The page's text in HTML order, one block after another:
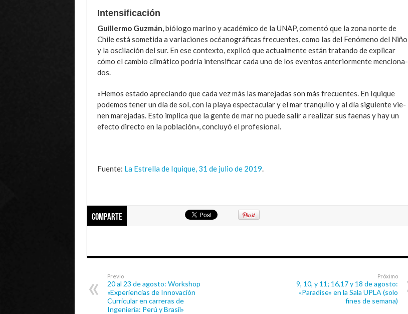
Intensificación
Guillermo Guzmán , biólo­go marino y académico de la UNAP, comentó que la zo­na norte de
Chile está some­tida a variaciones océanográficas frecuentes, como las del Fenómeno del Niño
y la oscilación del sur. En ese contexto, explicó que ac­tualmente están tratando de explicar
cómo el cambio climático podría intensifi­car cada uno de los eventos anteriormente menciona­
dos.
«Hemos estado apreciando que cada vez más las mare­jadas son más frecuentes. En Iquique
podemos tener un día de sol, con la playa espectacular y el mar tran­quilo y al día siguiente vie­
nen marejadas. Esto impli­ca que la gente de mar no puede salir a realizar sus faenas y hay un
efecto di­recto en la población», con­cluyó el profesional.
Fuente: La Estrella de Iquique, 31 de julio de 2019
Comparte
Previo
20 al 23 de agosto: Workshop
«Experiencias de Innovación
Curricular en carreras de
Ingeniería: Perú y Brasil»
Próximo
9, 10, y 11; 16,17 y 18 de agosto:
«Paradise» en la Sala UPLA (solo
fines de semana)